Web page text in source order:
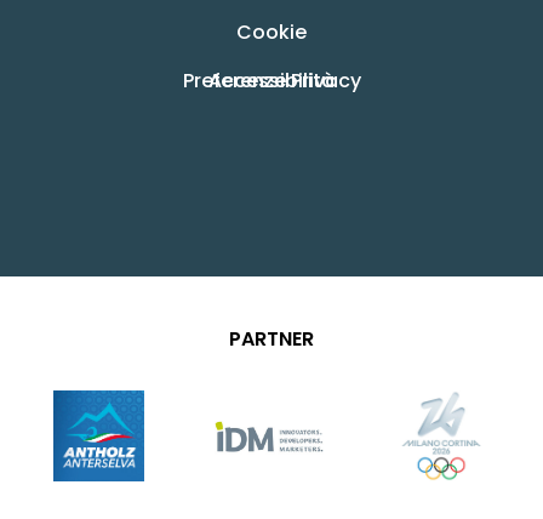
Preferenze Privacy
Cookie
Accessibilità
PARTNER